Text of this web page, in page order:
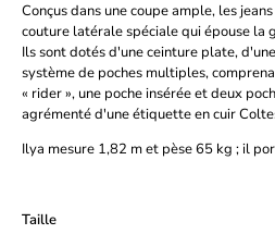
Conçus dans une coupe ample, les
couture latérale spéciale qui épouse la
Ils sont dotés d'une ceinture plate,
système de poches multiples,
« rider », une poche insérée et deux
agrémenté d'une étiquette en cuir
Ilya mesure 1,82 m et pèse 65 kg ; il
Taille